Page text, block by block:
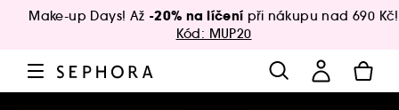
Make-up Days! Až -20% na líčení při nákupu nad 690 Kč!
Kód: MUP20